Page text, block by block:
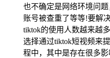
也不确定是网络环境问
账号被查重了等等!要解
tiktok的使用人数越来越
选择通过tiktok短视频来
程中，其中是存在很多